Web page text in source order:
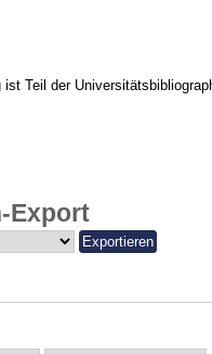
ist Teil der
Export